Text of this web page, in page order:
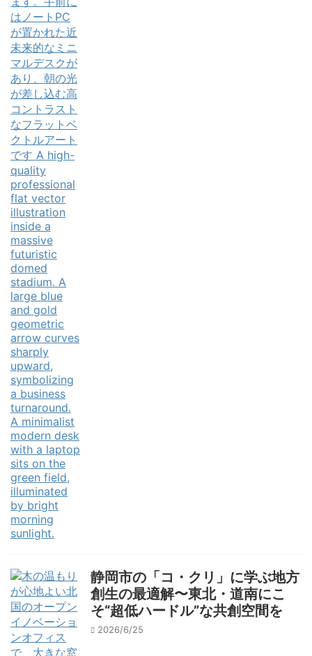
静岡市の「コ・クリ」に学ぶ地方
創生の最適解〜東北・道南にこ
そ“超低ハードル”な共創空間を
2026/6/25